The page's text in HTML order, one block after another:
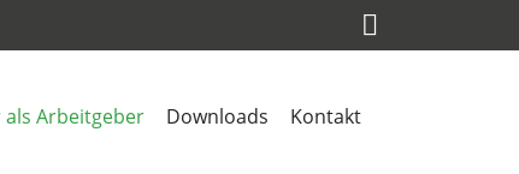
als Arbeitgeber Downloads Kontakt